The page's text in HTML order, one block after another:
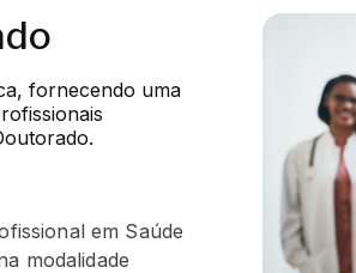
fornecendo uma
em Saúde
modalidade